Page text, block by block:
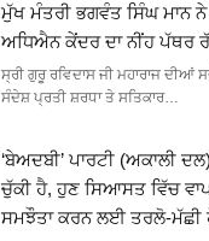
ਮੁੱਖ ਮੰਤਰੀ ਭਗਵੰਤ ਸਿੰਘ ਮਾਨ ਨੇ
ਅਧਿਐਨ ਕੇਂਦਰ ਦਾ ਨੀਂਹ ਪੱਥਰ
ਸ੍ਰੀ ਗੁਰੂ ਰਵਿਦਾਸ ਜੀ ਮਹਾਰਾਜ ਦੀਆਂ
ਸੰਦੇਸ਼ ਪ੍ਰਤੀ ਸ਼ਰਧਾ ਤੇ ਸਤਿਕਾਰ…
‘ਬੇਅਦਬੀ’ ਪਾਰਟੀ (ਅਕਾਲੀ
ਚੁੱਕੀ ਹੈ, ਹੁਣ ਸਿਆਸਤ ਵਿੱਚ
ਸਮਝੌਤਾ ਕਰਨ ਲਈ ਤਰਲੋ-ਮੱਛੀ